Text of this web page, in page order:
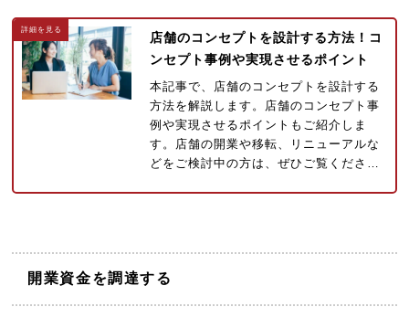
店舗のコンセプトを設計する方法！コ
ンセプト事例や実現させるポイント
本記事で、店舗のコンセプトを設計する
方法を解説します。店舗のコンセプト事
例や実現させるポイントもご紹介しま
す。店舗の開業や移転、リニューアルな
どをご検討中の方は、ぜひご覧くださ…
開業資金を調達する